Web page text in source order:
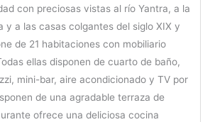
con preciosas vistas al río Yantra, a la
y a las casas colgantes del siglo XIX y
de 21 habitaciones con mobiliario
ellas disponen de cuarto de baño,
mini-bar, aire acondicionado y TV por
de una agradable terraza de
ofrece una deliciosa cocina